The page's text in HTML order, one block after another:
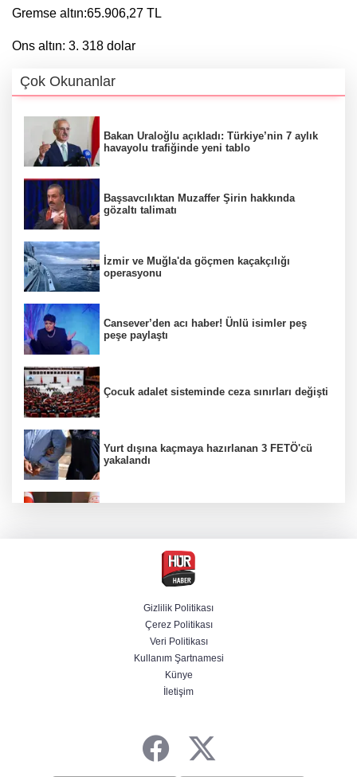
Gremse altın:65.906,27 TL
Ons altın: 3. 318 dolar
Çok Okunanlar
Bakan Uraloğlu açıkladı: Türkiye’nin 7 aylık
havayolu trafiğinde yeni tablo
Başsavcılıktan Muzaffer Şirin hakkında
gözaltı talimatı
İzmir ve Muğla'da göçmen kaçakçılığı
operasyonu
Cansever’den acı haber! Ünlü isimler peş
peşe paylaştı
Çocuk adalet sisteminde ceza sınırları değişti
Yurt dışına kaçmaya hazırlanan 3 FETÖ'cü
yakalandı
Terörsüz Türkiye yasa teklifi Meclis'te
Bakan Göktaş: Ülkemize, milletimize, şehit
ailelerimize ve kahraman gazilerimize hayırlı
Gizlilik Politikası
Çerez Politikası
Veri Politikası
Kullanım Şartnamesi
Künye
İletişim